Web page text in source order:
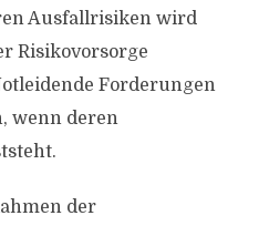
Ausfallrisiken wird
Risikovorsorge
Forderungen
wenn deren
der